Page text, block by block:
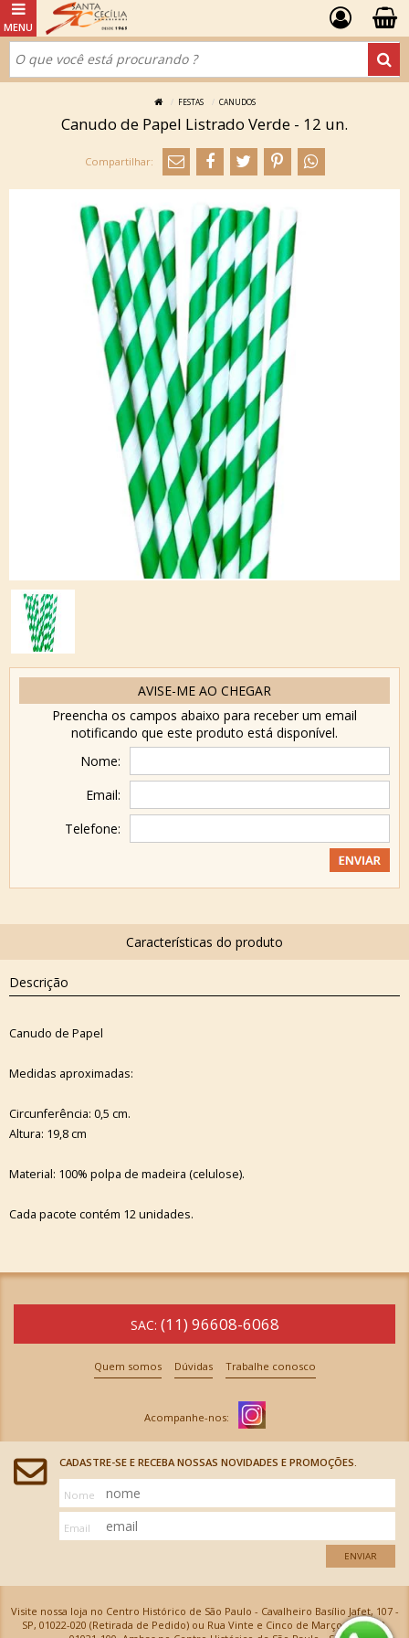
FESTAS CANUDOS
Canudo de Papel Listrado Verde - 12 un.
AVISE-ME AO CHEGAR
Preencha os campos abaixo para receber um email
notificando que este produto está disponível.
Nome:
Email:
Telefone:
Descrição
Canudo de Papel
Medidas aproximadas:
Circunferência: 0,5 cm.
Altura: 19,8 cm
Material: 100% polpa de madeira (celulose).
Cada pacote contém 12 unidades.
SAC: (11) 96608-6068
Quem somos Dúvidas Trabalhe conosco
CADASTRE-SE E RECEBA NOSSAS NOVIDADES E PROMOÇÕES.
Nome
Email
ENVIAR
Visite nossa loja no Centro Histórico de São Paulo - Cavalheiro Basílio Jafet, 107 -
SP, 01022-020 (Retirada de Pedido) ou Rua Vinte e Cinco de Março, 576 - SP,